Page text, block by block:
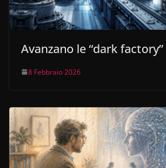
Avanzano le “dark factory”
8 Febbraio 2026